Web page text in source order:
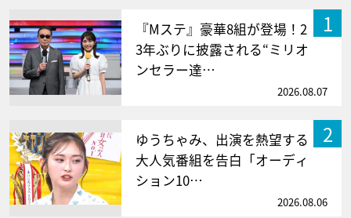
1
『Mステ』豪華8組が登場！2
3年ぶりに披露される“ミリオ
ンセラー達…
2026.08.07
2
ゆうちゃみ、出演を熱望する
大人気番組を告白「オーディ
ション10…
2026.08.06